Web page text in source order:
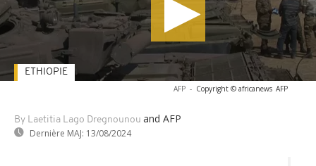
AFP - Copyright © africanews AFP
By Laetitia Lago Dregnounou and AFP
Dernière MAJ: 13/08/2024
ETHIOPIE